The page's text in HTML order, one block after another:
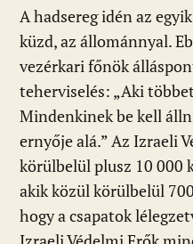
A hadsereg idén az
küzd, az állománnyal.
vezérkari főnök
teherviselés: „Aki
Mindenkinek be kell
ernyője alá.” Az Izraeli
körülbelül plusz 10 000
akik közül körülbelül
hogy a csapatok